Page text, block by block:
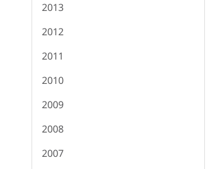
2013
2012
2011
2010
2009
2008
2007